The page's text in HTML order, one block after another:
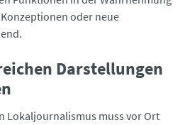
oder neue
Darstellungen
Lokaljournalismus muss vor Ort